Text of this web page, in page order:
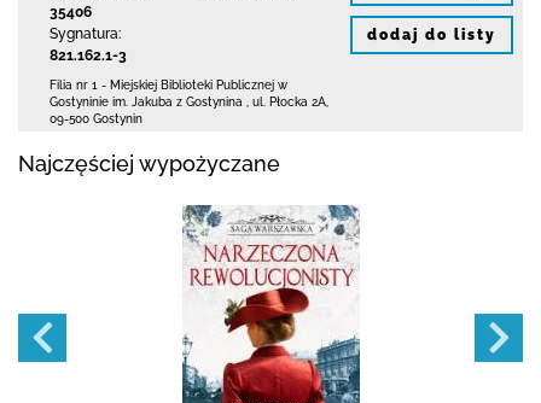
35406
Sygnatura:
821.162.1-3
Filia nr 1 - Miejskiej Biblioteki Publicznej w
Gostyninie im. Jakuba z Gostynina
ul. Płocka 2A
09-500 Gostynin
dodaj do listy
Najczęściej wypożyczane